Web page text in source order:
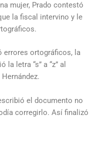
mujer, Prado contestó
la fiscal intervino y le
errores ortográficos, la
letra “s” a “z” al
el documento no
corregirlo. Así finalizó